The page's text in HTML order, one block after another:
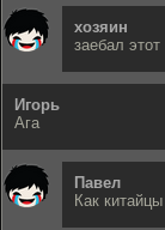
хозяин
заебал
Игорь
Ага
Павел
Как